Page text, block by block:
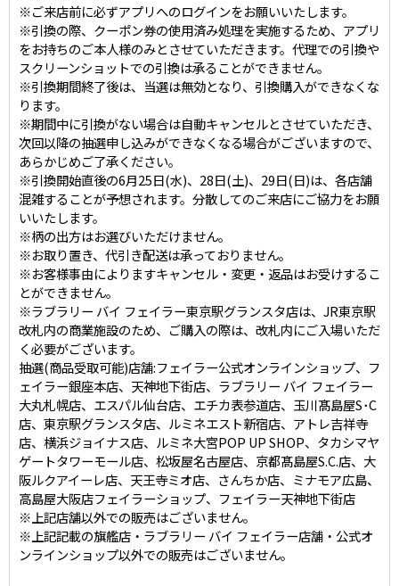
※ご来店前に必ずアプリへのログインをお願いいたします。
※引換の際、クーポン券の使用済み処理を実施するため、アプリ
をお持ちのご本人様のみとさせていただきます。代理での引換や
スクリーンショットでの引換は承ることができません。
※引換期間終了後は、当選は無効となり、引換購入ができなくな
ります。
※期間中に引換がない場合は自動キャンセルとさせていただき、
次回以降の抽選申し込みができなくなる場合がございますので、
あらかじめご了承ください。
※引換開始直後の6月25日(水)、28日(土)、29日(日)は、各店舗
混雑することが予想されます。分散してのご来店にご協力をお願
いいたします。
※柄の出方はお選びいただけません。
※お取り置き、代引き配送は承っておりません。
※お客様事由によりますキャンセル・変更・返品はお受けするこ
とができません。
※ラブラリー バイ フェイラー東京駅グランスタ店は、JR東京駅
改札内の商業施設のため、ご購入の際は、改札内にご入場いただ
く必要がございます。
抽選(商品受取可能)店舗:フェイラー公式オンラインショップ、フ
ェイラー銀座本店、天神地下街店、ラブラリー バイ フェイラー
大丸札幌店、エスパル仙台店、エチカ表参道店、玉川髙島屋S･C
店、東京駅グランスタ店、ルミネエスト新宿店、アトレ吉祥寺
店、横浜ジョイナス店、ルミネ大宮POP UP SHOP、タカシマヤ
ゲートタワーモール店、松坂屋名古屋店、京都髙島屋S.C.店、大
阪ルクアイーレ店、天王寺ミオ店、さんちか店、ミナモア広島、
高島屋大阪店フェイラーショップ、フェイラー天神地下街店
※上記店舗以外での販売はございません。
※上記記載の旗艦店・ラブラリー バイ フェイラー店舗・公式オ
ンラインショップ以外での販売はございません。